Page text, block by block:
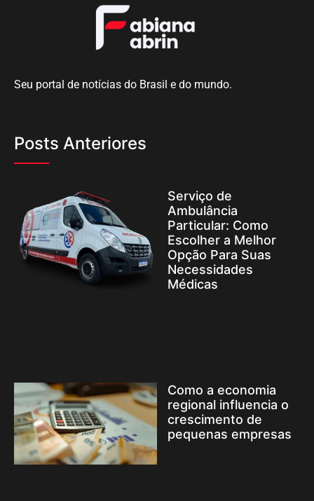
Seu portal de notícias do Brasil e do mundo.
Posts Anteriores
Serviço de
Ambulância
Particular: Como
Escolher a Melhor
Opção Para Suas
Necessidades
Médicas
Como a economia
regional influencia o
crescimento de
pequenas empresas